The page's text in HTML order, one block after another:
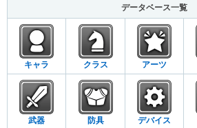
データベース一覧
キャラ クラス アーツ
武器 防具 デバイス